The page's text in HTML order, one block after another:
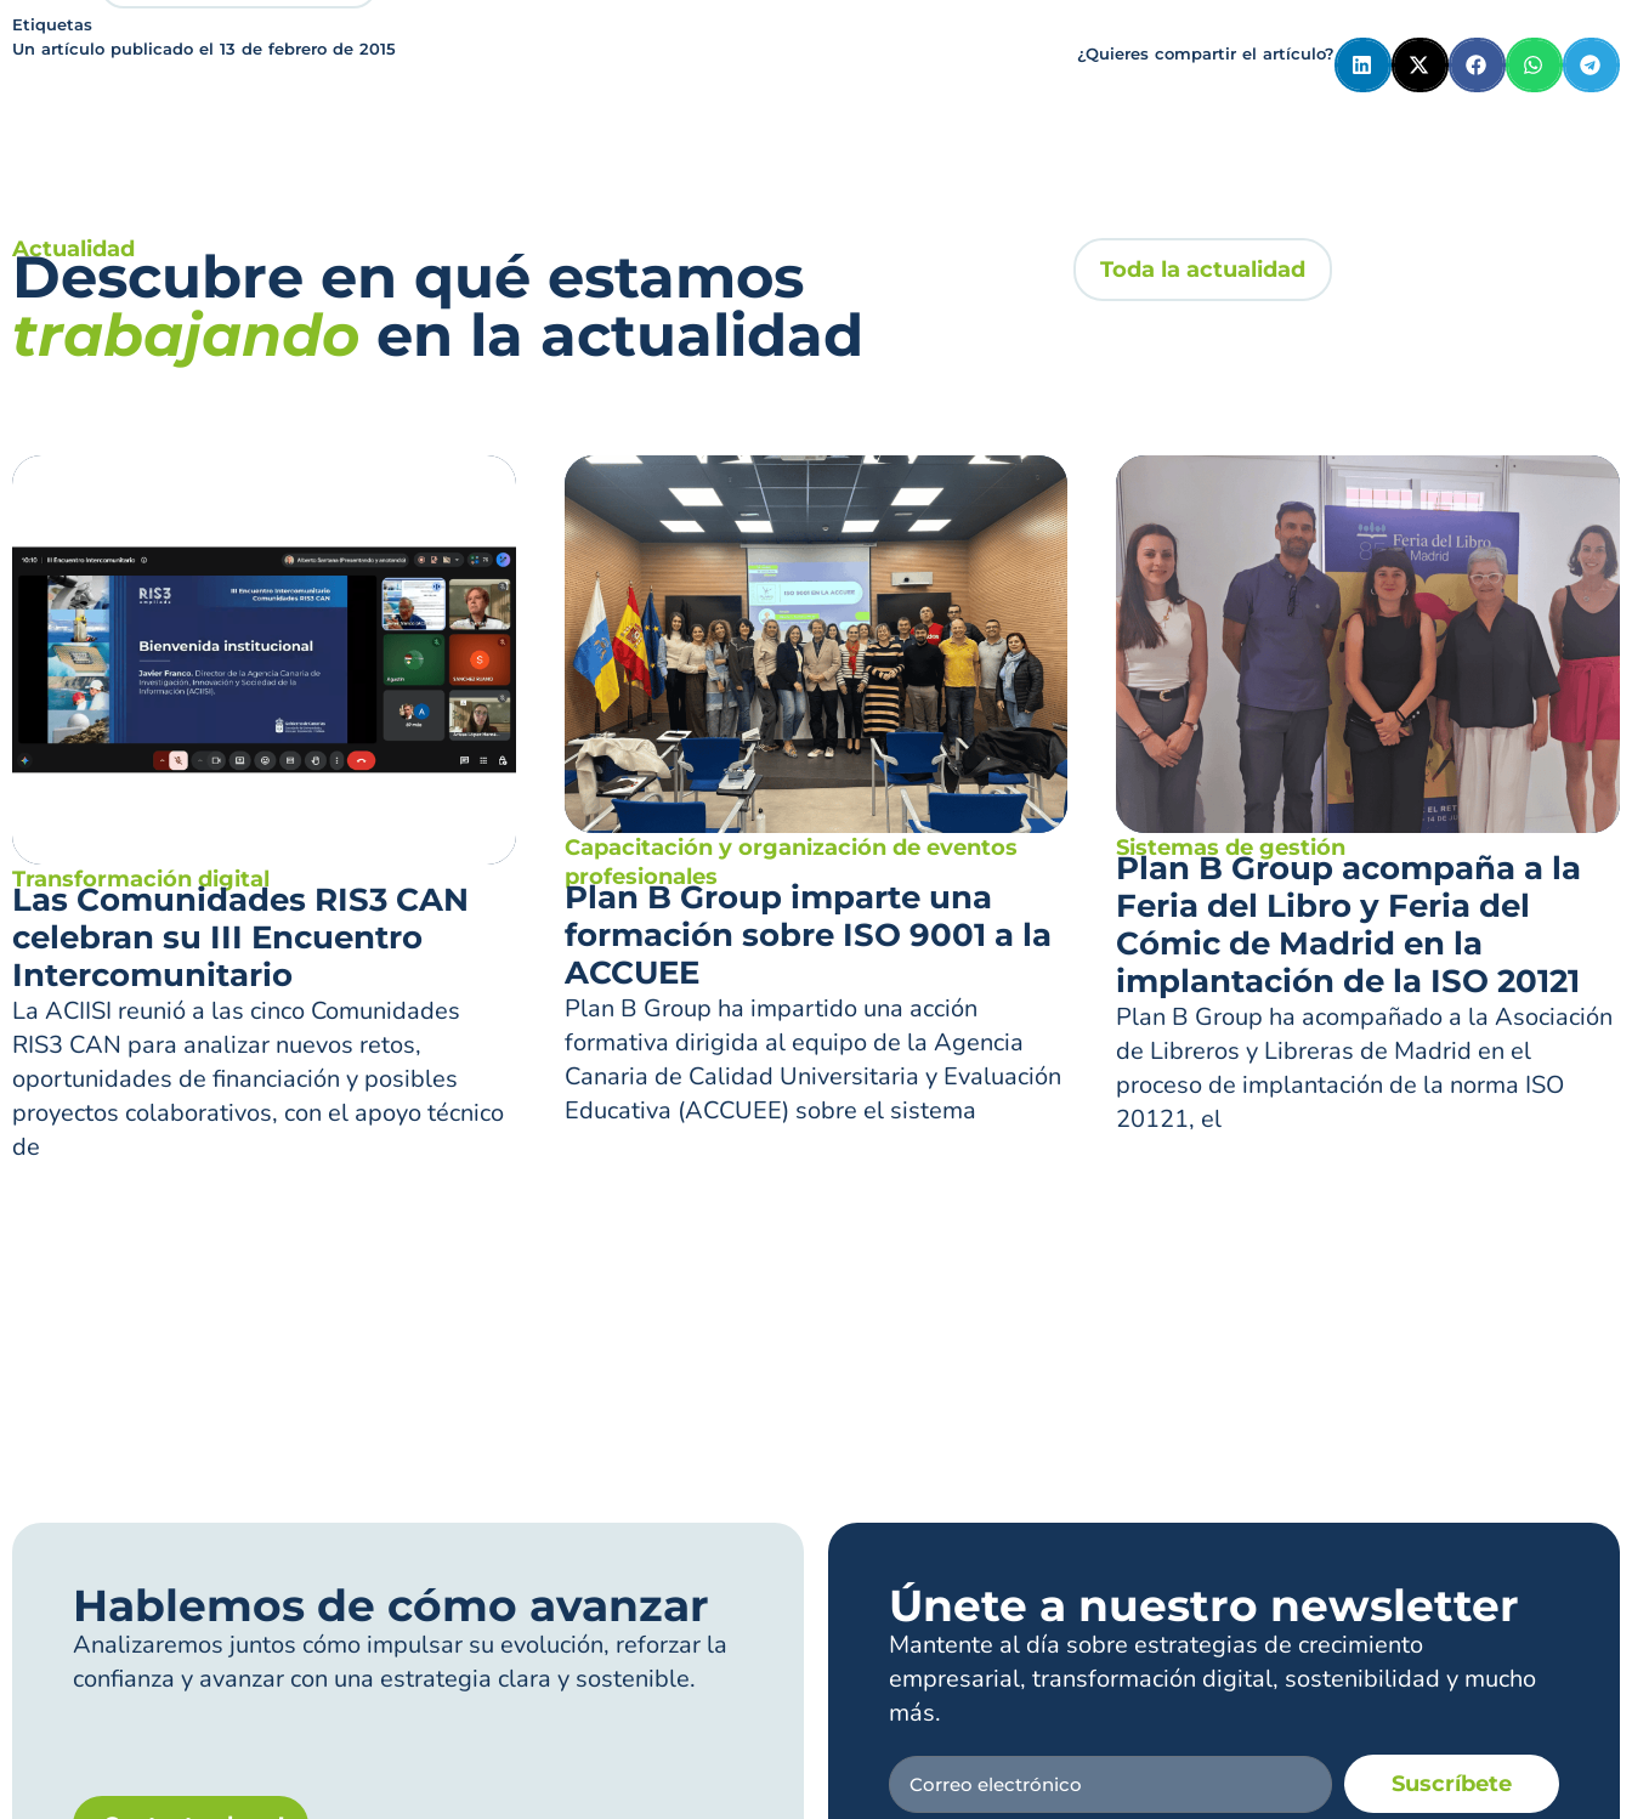
Etiquetas
Un artículo publicado el 13 de febrero de 2015 ¿Quieres compartir el artículo?
Actualidad
Descubre en qué estamos
trabajando en la actualidad
Toda la actualidad
Transformación digital
Las Comunidades RIS3 CAN
celebran su III Encuentro
Intercomunitario
La ACIISI reunió a las cinco Comunidades
RIS3 CAN para analizar nuevos retos,
oportunidades de financiación y posibles
proyectos colaborativos, con el apoyo técnico
de
Capacitación y organización de eventos
profesionales
Plan B Group imparte una
formación sobre ISO 9001 a la
ACCUEE
Plan B Group ha impartido una acción
formativa dirigida al equipo de la Agencia
Canaria de Calidad Universitaria y Evaluación
Educativa (ACCUEE) sobre el sistema
Sistemas de gestión
Plan B Group acompaña a la
Feria del Libro y Feria del
Cómic de Madrid en la
implantación de la ISO 20121
Plan B Group ha acompañado a la Asociación
de Libreros y Libreras de Madrid en el
proceso de implantación de la norma ISO
20121, el
Hablemos de cómo avanzar
Analizaremos juntos cómo impulsar su evolución, reforzar la
confianza y avanzar con una estrategia clara y sostenible.
Únete a nuestro newsletter
Mantente al día sobre estrategias de crecimiento
empresarial, transformación digital, sostenibilidad y mucho
más.
Suscríbete